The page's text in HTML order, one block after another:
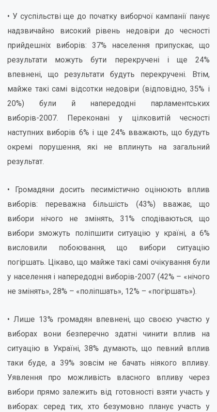
• У суспільстві ще до початку виборчої кампанії панує
надзвичайно високий рівень недовіри до чесності
прийдешніх виборів: 37% населення припускає, що
результати можуть бути перекручені і ще 24%
впевнені, що результати будуть перекручені. Втім,
майже такі самі відсотки недовіри (відповідно, 35% і
20%) були й напередодні парламентських
виборів-2007. Переконані у цілковитій чесності
наступних виборів 6% і ще 24% вважають, що будуть
окремі порушення, які не вплинуть на загальний
результат.
• Громадяни досить песимістично оцінюють вплив
виборів: переважна більшість (43%) вважає, що
вибори нічого не змінять, 31% сподіваються, що
вибори зможуть поліпшити ситуацію у країні, а 6%
висловили побоювання, що вибори ситуацію
погіршать. Цікаво, що майже такі самі очікування були
у населення і напередодні виборів-2007 (42% – «нічого
не змінять», 28% – «поліпшать», 12% – «погіршать»).
• Лише 13% громадян впевнені, що своєю участю у
виборах вони безперечно здатні чинити вплив на
ситуацію в Україні, 38% думають, що певний вплив
таки буде, а 39% зовсім не бачать ніякого впливу.
Уявлення про можливість власного впливу через
вибори прямо залежить від готовності взяти участь у
виборах: серед тих, хто безумовно планує участь у